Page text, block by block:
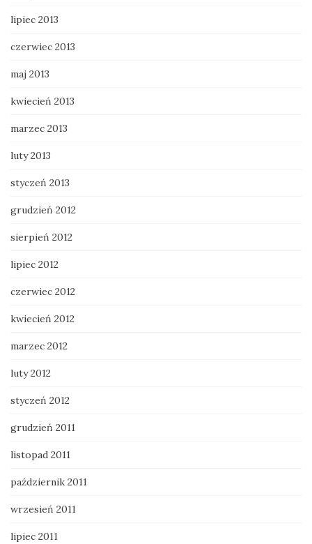
lipiec 2013
czerwiec 2013
maj 2013
kwiecień 2013
marzec 2013
luty 2013
styczeń 2013
grudzień 2012
sierpień 2012
lipiec 2012
czerwiec 2012
kwiecień 2012
marzec 2012
luty 2012
styczeń 2012
grudzień 2011
listopad 2011
październik 2011
wrzesień 2011
lipiec 2011